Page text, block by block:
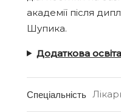
академії після
Шупика.
Додаткова освіта
Спеціальність